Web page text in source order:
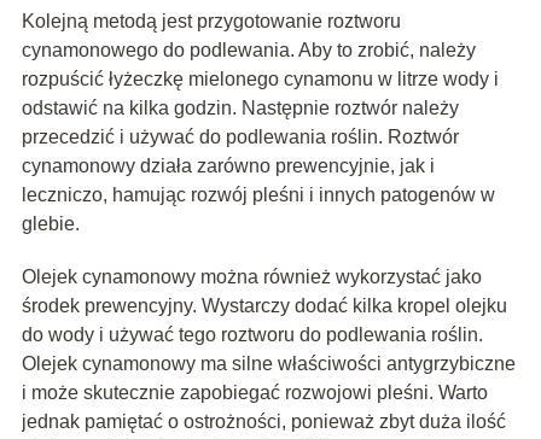
Kolejną metodą jest przygotowanie roztworu
cynamonowego do podlewania. Aby to zrobić, należy
rozpuścić łyżeczkę mielonego cynamonu w litrze wody i
odstawić na kilka godzin. Następnie roztwór należy
przecedzić i używać do podlewania roślin. Roztwór
cynamonowy działa zarówno prewencyjnie, jak i
leczniczo, hamując rozwój pleśni i innych patogenów w
glebie.
Olejek cynamonowy można również wykorzystać jako
środek prewencyjny. Wystarczy dodać kilka kropel olejku
do wody i używać tego roztworu do podlewania roślin.
Olejek cynamonowy ma silne właściwości antygrzybiczne
i może skutecznie zapobiegać rozwojowi pleśni. Warto
jednak pamiętać o ostrożności, ponieważ zbyt duża ilość